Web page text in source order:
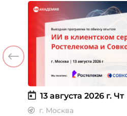
13 августа 2026 г. Чт
г. Москва